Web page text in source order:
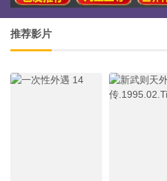
推荐影片